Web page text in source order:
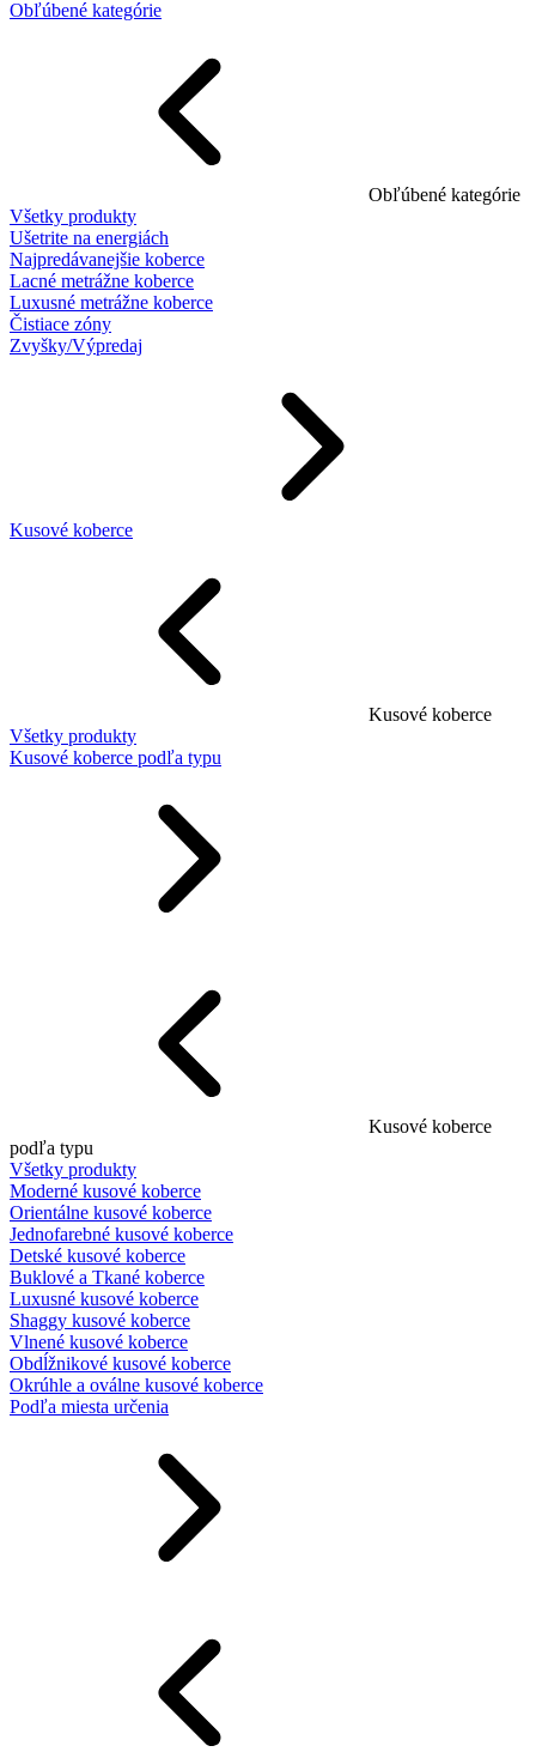
Obľúbené kategórie
Obľúbené kategórie
Všetky produkty
Ušetrite na energiách
Najpredávanejšie koberce
Lacné metrážne koberce
Luxusné metrážne koberce
Čistiace zóny
Zvyšky/Výpredaj
Kusové koberce
Kusové koberce
Všetky produkty
Kusové koberce podľa typu
Kusové koberce
podľa typu
Všetky produkty
Moderné kusové koberce
Orientálne kusové koberce
Jednofarebné kusové koberce
Detské kusové koberce
Buklové a Tkané koberce
Luxusné kusové koberce
Shaggy kusové koberce
Vlnené kusové koberce
Obdĺžnikové kusové koberce
Okrúhle a oválne kusové koberce
Podľa miesta určenia